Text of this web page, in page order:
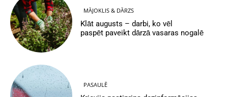
MĀJOKLIS & DĀRZS
Klāt augusts – darbi, ko vēl
paspēt paveikt dārzā vasaras nogalē
PASAULĒ